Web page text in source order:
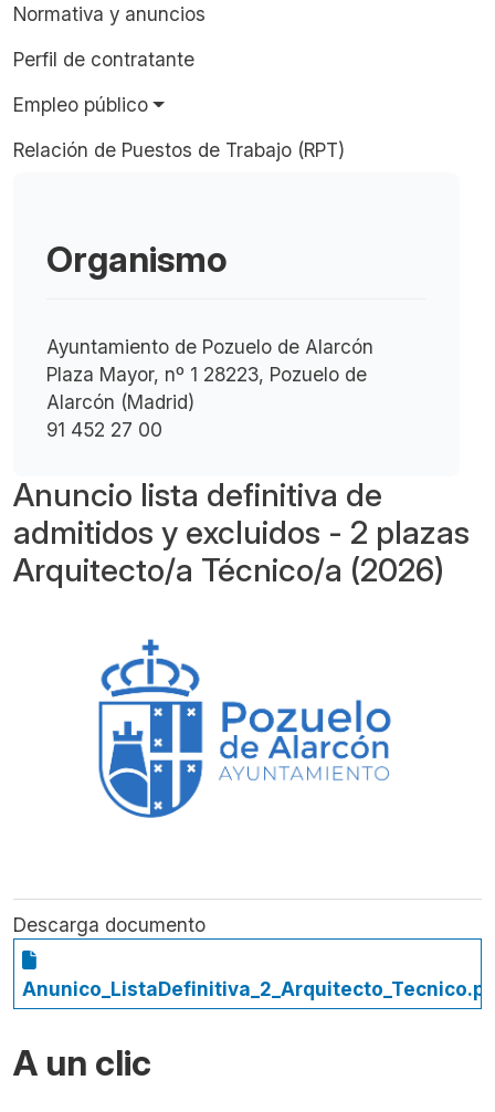
Normativa y anuncios
Perfil de contratante
Empleo público
Relación de Puestos de Trabajo (RPT)
Organismo
Ayuntamiento de Pozuelo de Alarcón
Plaza Mayor, nº 1 28223, Pozuelo de
Alarcón (Madrid)
91 452 27 00
Anuncio lista definitiva de
admitidos y excluidos - 2 plazas
Arquitecto/a Técnico/a (2026)
Descarga documento
A un clic